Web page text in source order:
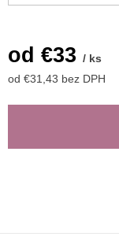
od €33 / ks
od €31,43 bez DPH
cena: